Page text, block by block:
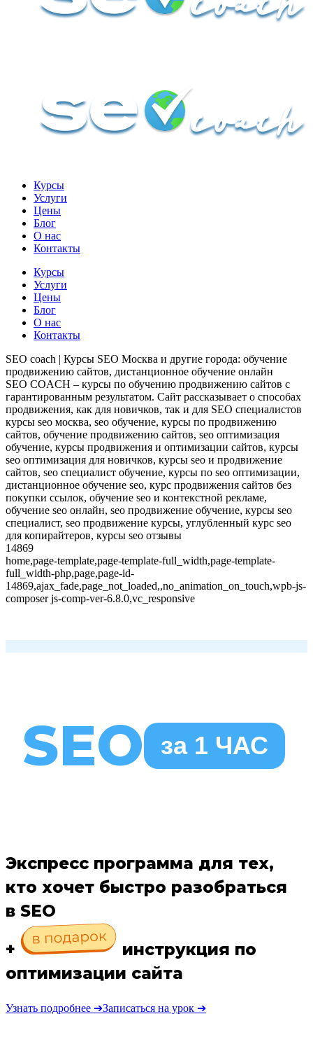
Курсы
Услуги
Цены
Блог
О нас
Контакты
Курсы
Услуги
Цены
Блог
О нас
Контакты
SEO coach | Курсы SEO Москва и другие города: обучение
продвижению сайтов, дистанционное обучение онлайн
SEO COACH – курсы по обучению продвижению сайтов с
гарантированным результатом. Сайт рассказывает о способах
продвижения, как для новичков, так и для SEO специалистов
курсы seo москва, seo обучение, курсы по продвижению
сайтов, обучение продвижению сайтов, seo оптимизация
обучение, курсы продвижения и оптимизации сайтов, курсы
seo оптимизация для новичков, курсы seo и продвижение
сайтов, seo специалист обучение, курсы по seo оптимизации,
дистанционное обучение seo, курс продвижения сайтов без
покупки ссылок, обучение seo и контекстной рекламе,
обучение seo онлайн, seo продвижение обучение, курсы seo
специалист, seo продвижение курсы, углубленный курс seo
для копирайтеров, курсы seo отзывы
14869
home,page-template,page-template-full_width,page-template-
full_width-php,page,page-id-
14869,ajax_fade,page_not_loaded,,no_animation_on_touch,wpb-js-
composer js-comp-ver-6.8.0,vc_responsive
SEO за 1 ЧАС
Экспресс программа для тех,
кто хочет быстро разобраться
в SEO
+
инструкция по
оптимизации сайта
Узнать подробнее ➔Записаться на урок ➔